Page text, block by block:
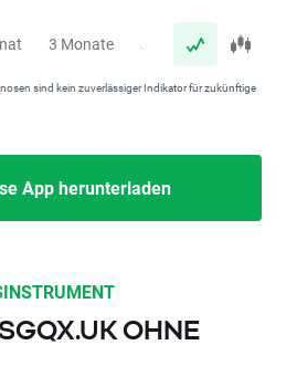
3 Monate Jahr
sind kein zuverlässiger Indikator für zukünftige
App herunterladen
OHNE